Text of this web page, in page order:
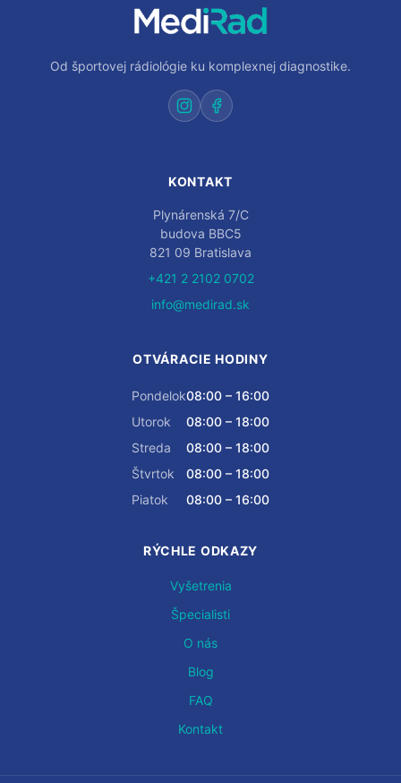
Od športovej rádiológie ku komplexnej diagnostike.
KONTAKT
Plynárenská 7/C
budova BBC5
821 09 Bratislava
+421 2 2102 0702
info@medirad.sk
OTVÁRACIE HODINY
Pondelok08:00 – 16:00
Utorok
08:00 – 18:00
Streda
08:00 – 18:00
Štvrtok
08:00 – 18:00
Piatok
08:00 – 16:00
RÝCHLE ODKAZY
Vyšetrenia
Špecialisti
O nás
Blog
FAQ
Kontakt